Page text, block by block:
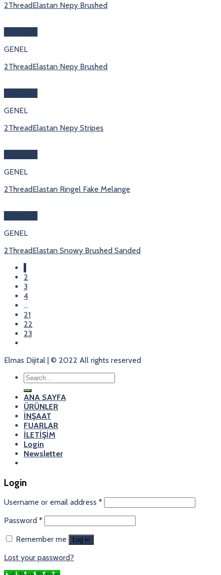
2ThreadElastan Nepy Brushed
GENEL
2ThreadElastan Nepy Brushed
GENEL
2ThreadElastan Nepy Stripes
GENEL
2ThreadElastan Ringel Fake Melange
GENEL
2ThreadElastan Snowy Brushed Sanded
2
3
4
…
21
22
23
Elmas Dijital | © 2022 All rights reserved
Search
for:
ANA SAYFA
ÜRÜNLER
İNŞAAT
FUARLAR
İLETİŞİM
Login
Newsletter
Login
Username or email address *
Password *
Remember me
Log in
Lost your password?